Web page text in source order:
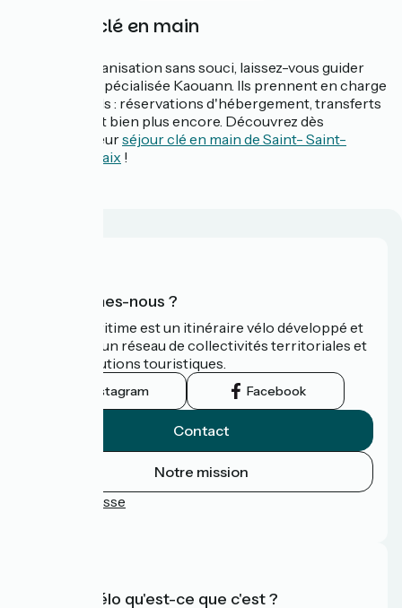
🗝️ Séjour clé en main
Pour une organisation sans souci, laissez-vous guider
par l'agence spécialisée Kaouann. Ils prennent en charge
tous les détails : réservations d'hébergement, transferts
de bagages, et bien plus encore. Découvrez dès
maintenant leurséjour clé en main de Saint- Saint-
Brieuc à Morlaix !
Qui sommes-nous ?
La Vélomaritime est un itinéraire vélo développé et
promu par un réseau de collectivités territoriales et
leurs institutions touristiques.
Instagram Facebook
Contact
Notre mission
Espace Presse
Accueil Vélo qu'est-ce que c'est ?